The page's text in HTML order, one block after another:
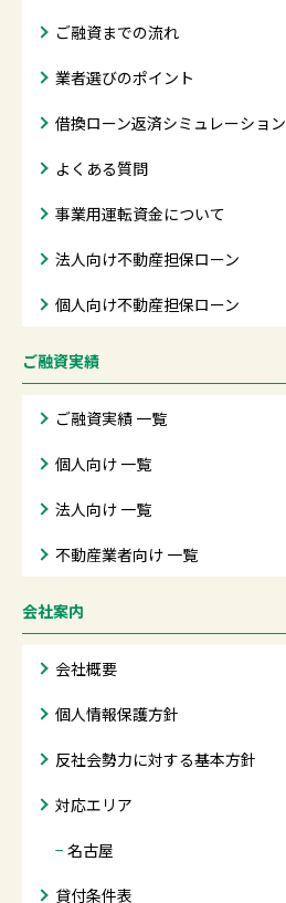
ご融資までの流れ
業者選びのポイント
借換ローン返済シミュレーション
よくある質問
事業用運転資金について
法人向け不動産担保ローン
個人向け不動産担保ローン
ご融資実績
ご融資実績 一覧
個人向け 一覧
法人向け 一覧
不動産業者向け 一覧
会社案内
会社概要
個人情報保護方針
反社会勢力に対する基本方針
対応エリア
− 名古屋
貸付条件表